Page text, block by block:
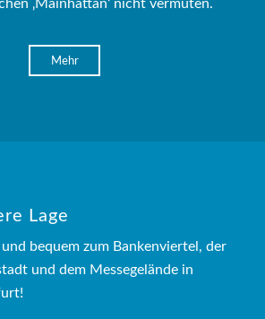
‚Mainhattan‘ nicht vermuten.
Mehr
Lage
und bequem zum Bankenviertel, der
und dem Messegelände in